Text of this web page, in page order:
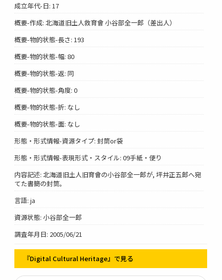
成立年代-日: 17
概要-作成: 北海道旧土人救育會 小谷部全一郎（差出人）
概要-物的状態-長さ: 193
概要-物的状態-幅: 80
概要-物的状態-返: 同
概要-物的状態-角度: 0
概要-物的状態-折: なし
概要-物的状態-面: なし
形態・形式情報-資源タイプ: 封筒or袋
形態・形式情報-表現形式・スタイル: 09手紙・便り
内容記述: 北海道旧土人旧育會の小谷部全一郎が, 坪井正五郎へ宛
てた書簡の封筒。
言語: ja
資源状態: 小谷部全一郎
調査年月日: 2005/06/21
『Digital Cultural Heritage』で見る